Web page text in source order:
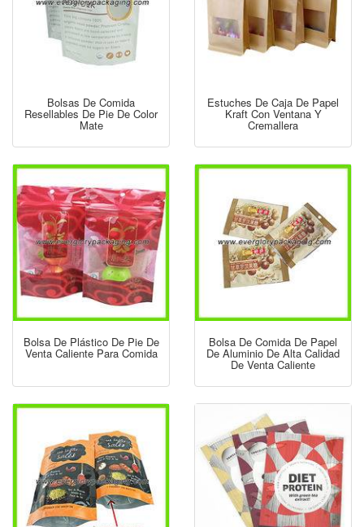
Bolsas De Comida
Resellables De Pie De Color
Mate
Estuches De Caja De Papel
Kraft Con Ventana Y
Cremallera
Bolsa De Plástico De Pie De
Venta Caliente Para Comida
Bolsa De Comida De Papel
De Aluminio De Alta Calidad
De Venta Caliente